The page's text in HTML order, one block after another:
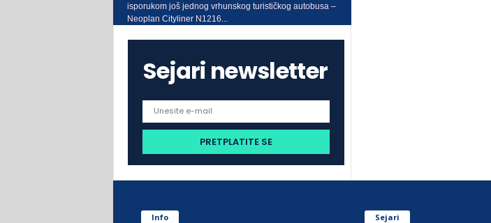
isporukom još jednog vrhunskog turističkog autobusa –
Neoplan Cityliner N1216...
Sejari newsletter
Info Sejari